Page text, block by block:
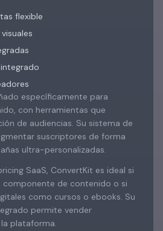
flexible
específicamente para
con herramientas que
de audiencias. Su sistema de
suscriptores de forma
ultra-personalizadas.
SaaS, ConvertKit es ideal si
de contenido o si
como cursos o ebooks. Su
permite vender
plataforma.